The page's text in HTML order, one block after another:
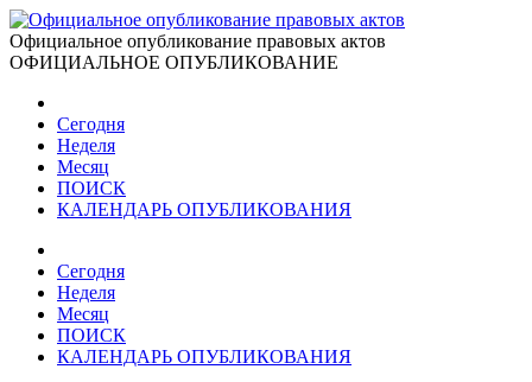
Официальное опубликование правовых актов
ОФИЦИАЛЬНОЕ ОПУБЛИКОВАНИЕ
Сегодня
Неделя
Месяц
ПОИСК
КАЛЕНДАРЬ ОПУБЛИКОВАНИЯ
Сегодня
Неделя
Месяц
ПОИСК
КАЛЕНДАРЬ ОПУБЛИКОВАНИЯ